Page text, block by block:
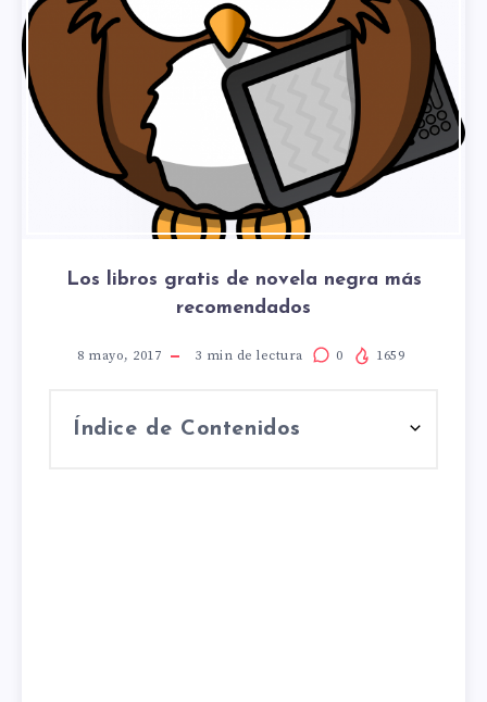
Los libros gratis de novela negra más
recomendados
8 mayo, 2017 3 min de lectura 0 1659
Índice de Contenidos